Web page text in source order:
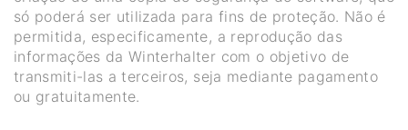
só poderá ser utilizada para fins de proteção. Não é
permitida, especificamente, a reprodução das
informações da Winterhalter com o objetivo de
transmiti-las a terceiros, seja mediante pagamento
ou gratuitamente.